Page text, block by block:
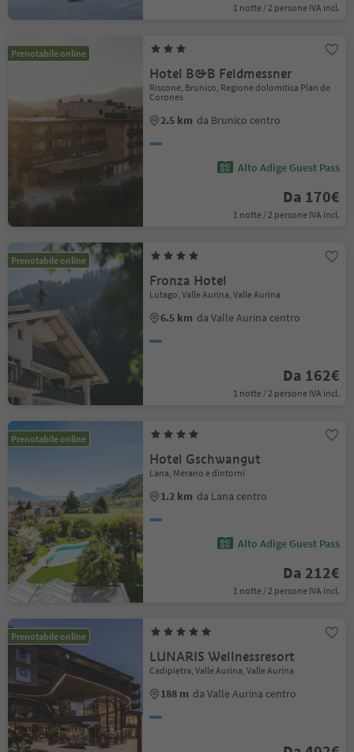
1 notte / 2 persone IVA incl.
Prenotabile online
Hotel B&B Feldmessner
Riscone, Brunico, Regione dolomitica Plan de
Corones
2.5 km da Brunico centro
Alto Adige Guest Pass
Da 170€
1 notte / 2 persone IVA incl.
Prenotabile online
Fronza Hotel
Lutago, Valle Aurina, Valle Aurina
6.5 km da Valle Aurina centro
Da 162€
1 notte / 2 persone IVA incl.
Prenotabile online
Hotel Gschwangut
Lana, Merano e dintorni
1.2 km da Lana centro
Alto Adige Guest Pass
Da 212€
1 notte / 2 persone IVA incl.
Prenotabile online
LUNARIS Wellnessresort
Cadipietra, Valle Aurina, Valle Aurina
188 m da Valle Aurina centro